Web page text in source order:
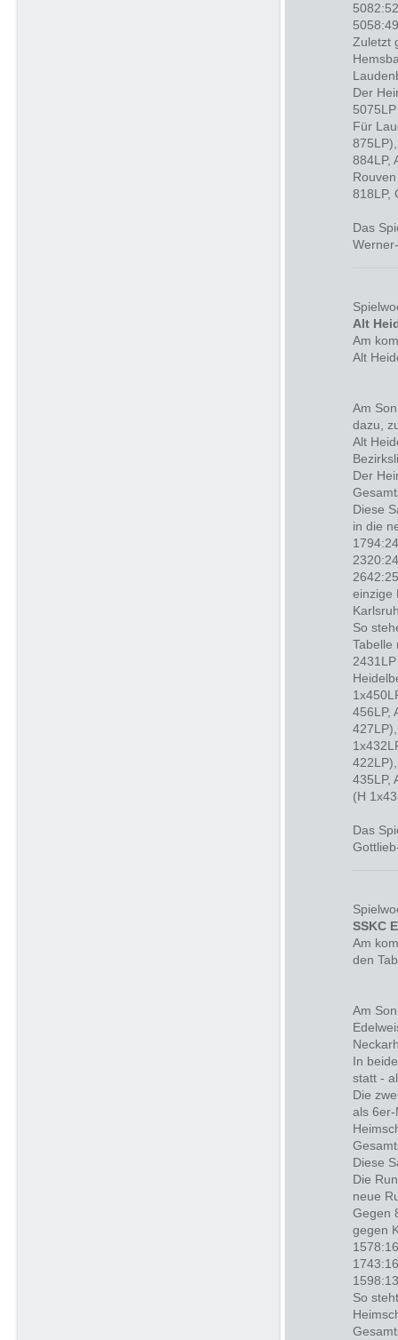
Zuletzt
Der
Für
884LP,
818LP,
Das
Alt
Am
Alt
Am
dazu,
Alt
Der
Diese
in die
einzige
So
Tabelle
456LP,
435LP,
(H
Das
SSKC
Am
den
Am
In
statt -
Die
als
Diese
Die
neue
Gegen
gegen
So